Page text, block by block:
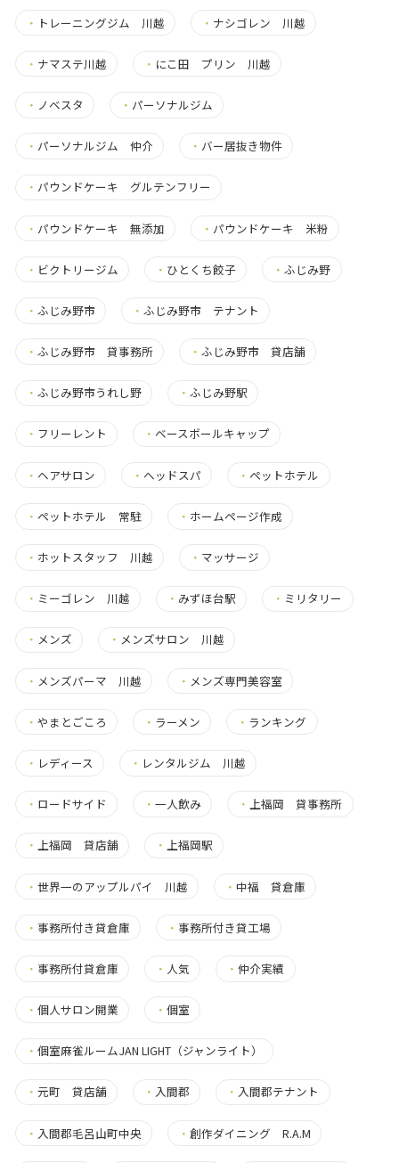
・ トレーニングジム 川越 ・ ナシゴレン 川越
・ ナマステ川越 ・ にこ田 プリン 川越
・ ノベスタ ・ パーソナルジム
・ パーソナルジム 仲介 ・ バー居抜き物件
・ パウンドケーキ グルテンフリー
・ パウンドケーキ 無添加 ・ パウンドケーキ 米粉
・ ビクトリージム ・ ひとくち餃子 ・ふじみ野
・ ふじみ野市 ・ふじみ野市 テナント
・ ふじみ野市 貸事務所 ・ふじみ野市 貸店舗
・ ふじみ野市うれし野 ・ふじみ野駅
・ フリーレント ・ ベースボールキャップ
・ ヘアサロン ・ ヘッドスパ ・ペットホテル
・ ペットホテル 常駐 ・ ホームページ作成
・ ホットスタッフ 川越 ・ マッサージ
・ ミーゴレン 川越 ・ みずほ台駅 ・ ミリタリー
・ メンズ ・ メンズサロン 川越
・ メンズパーマ 川越 ・ メンズ専門美容室
・ やまとごころ ・ ラーメン ・ ランキング
・ レディース ・ レンタルジム 川越
・ ロードサイド ・一人飲み ・上福岡 貸事務所
・ 上福岡 貸店舗 ・上福岡駅
・ 世界一のアップルパイ 川越 ・中福 貸倉庫
・ 事務所付き貸倉庫 ・ 事務所付き貸工場
・ 事務所付貸倉庫 ・ 人気 ・仲介実績
・ 個人サロン開業 ・個室
・ 個室麻雀ルームJAN LIGHT（ジャンライト）
・ 元町 貸店舗 ・ 入間郡 ・ 入間郡テナント
・ 入間郡毛呂山町中央 ・創作ダイニング R.A.M